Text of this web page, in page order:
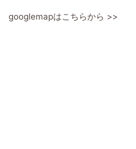
googlemapはこちらから >>